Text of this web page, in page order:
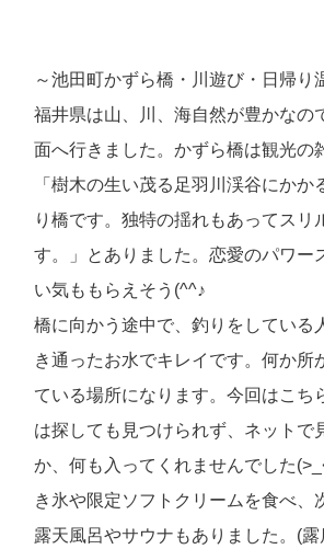
～池田町かずら橋・川遊び・日帰り
福井県は山、川、海自然が豊かなの
面へ行きました。かずら橋は観光の
「樹木の生い茂る足羽川渓谷にか
り橋です。独特の揺れもあってス
す。」とありました。恋愛のパワー
い気ももらえそう(^^♪
橋に向かう途中で、釣りをしている
き通ったお水でキレイです。何か
ている場所になります。今回はこち
は探しても見つけられず、ネットで
か、何も入ってくれませんでした
き氷や限定ソフトクリームを食べ
露天風呂やサウナもありました。(